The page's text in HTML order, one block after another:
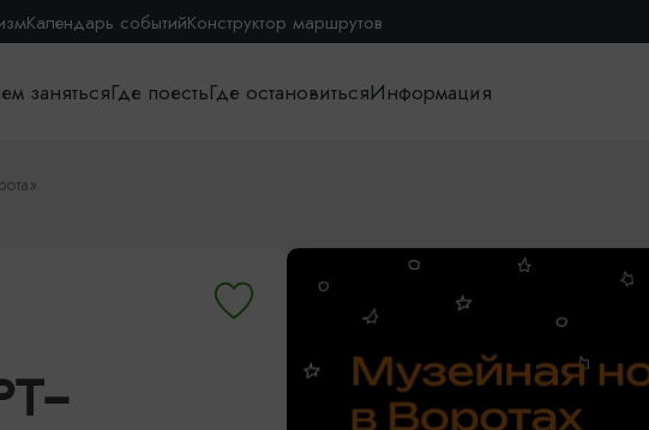
Календарь событийКонструктор маршрутов
занятьсяГде поестьГде остановитьсяИнформация